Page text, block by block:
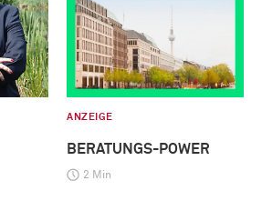
ANZEIGE
BERATUNGS-POWER
2 Min